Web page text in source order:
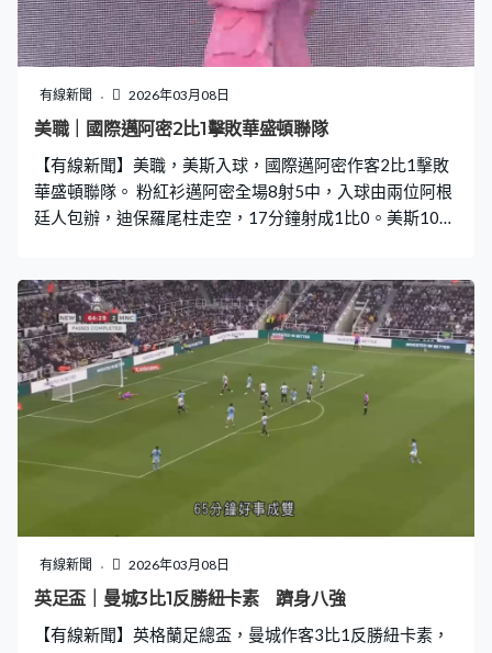
的車路士96分鐘終於反先，加拿祖無人看管下射成3比2。
劇情反轉再反轉，域斯咸的布倫頂入，以為成為球隊英
雄，VAR指越位在先，入球無效，足總盃童話之旅要告一
段落。8屆冠軍車路士補時5分鐘，由後備入替的祖奧柏度
奠定贏4比2，晉級八強。
有線新聞 2026年03月08日
美職｜國際邁阿密2比1擊敗華盛頓聯隊
【有線新聞】美職，美斯入球，國際邁阿密作客2比1擊敗
華盛頓聯隊。 粉紅衫邁阿密全場8射5中，入球由兩位阿根
廷人包辦，迪保羅尾柱走空，17分鐘射成1比0。美斯10分
清白之身，75分鐘被華盛頓的巴利保補中，邁阿密都贏2
比1，連贏兩場。
有線新聞 2026年03月08日
英足盃｜曼城3比1反勝紐卡素 躋身八強
【有線新聞】英格蘭足總盃，曼城作客3比1反勝紐卡素，